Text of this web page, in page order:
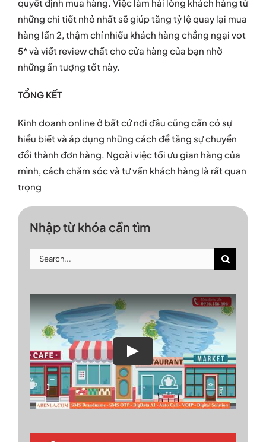
quyết định mua hàng. Việc làm hài lòng khách hàng từ
những chi tiết nhỏ nhất sẽ giúp tăng tỷ lệ quay lại mua
hàng lần 2, thậm chí nhiều khách hàng chẳng ngại vot
5* và viết review chất cho cửa hàng của bạn nhờ
những ấn tượng tốt này.
TỔNG KẾT
Kinh doanh online ở bất cứ nơi đâu cũng cần có sự
hiểu biết và áp dụng những cách để tăng sự chuyển
đổi thành đơn hàng. Ngoài việc tối ưu gian hàng của
mình, cách chăm sóc và tư vấn khách hàng là rất quan
trọng
Nhập từ khóa cần tìm
Search
for:
Play